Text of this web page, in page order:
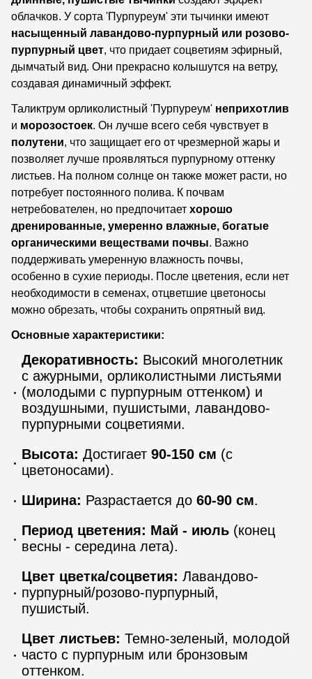
облачков. У сорта 'Пурпуреум' эти тычинки имеют
насыщенный лавандово-пурпурный или розово-
пурпурный цвет, что придает соцветиям эфирный,
дымчатый вид. Они прекрасно колышутся на ветру,
создавая динамичный эффект.
Таликтрум орликолистный 'Пурпуреум' неприхотлив
и морозостоек. Он лучше всего себя чувствует в
полутени, что защищает его от чрезмерной жары и
позволяет лучше проявляться пурпурному оттенку
листьев. На полном солнце он также может расти, но
потребует постоянного полива. К почвам
нетребователен, но предпочитает хорошо
дренированные, умеренно влажные, богатые
органическими веществами почвы. Важно
поддерживать умеренную влажность почвы,
особенно в сухие периоды. После цветения, если нет
необходимости в семенах, отцветшие цветоносы
можно обрезать, чтобы сохранить опрятный вид.
Основные характеристики:
Декоративность: Высокий многолетник
с ажурными, орликолистными листьями
(молодыми с пурпурным оттенком) и
воздушными, пушистыми, лавандово-
пурпурными соцветиями.
Высота: Достигает 90-150 см (с
цветоносами).
Ширина: Разрастается до 60-90 см.
Период цветения: Май - июль (конец
весны - середина лета).
Цвет цветка/соцветия: Лавандово-
пурпурный/розово-пурпурный,
пушистый.
Цвет листьев: Темно-зеленый, молодой
часто с пурпурным или бронзовым
оттенком.